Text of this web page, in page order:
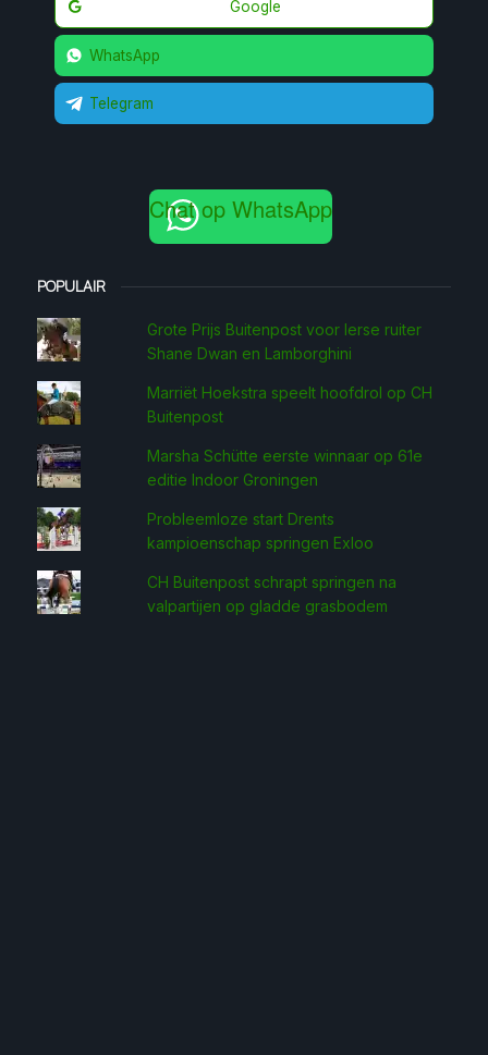
Google
WhatsApp
Telegram
Chat op WhatsApp
POPULAIR
Grote Prijs Buitenpost voor Ierse ruiter
Shane Dwan en Lamborghini
Marriët Hoekstra speelt hoofdrol op CH
Buitenpost
Marsha Schütte eerste win­naar op 61e
editie Indoor Groningen
Probleemloze start Drents
kampioenschap springen Exloo
CH Buitenpost schrapt springen na
valpartijen op gladde grasbodem